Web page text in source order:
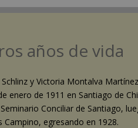
años de vida
y Victoria Montalva
enero de 1911 en Santiago de
Conciliar de Santiago,
egresando en 1928.